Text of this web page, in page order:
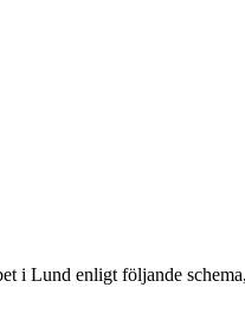
i Lund enligt följande